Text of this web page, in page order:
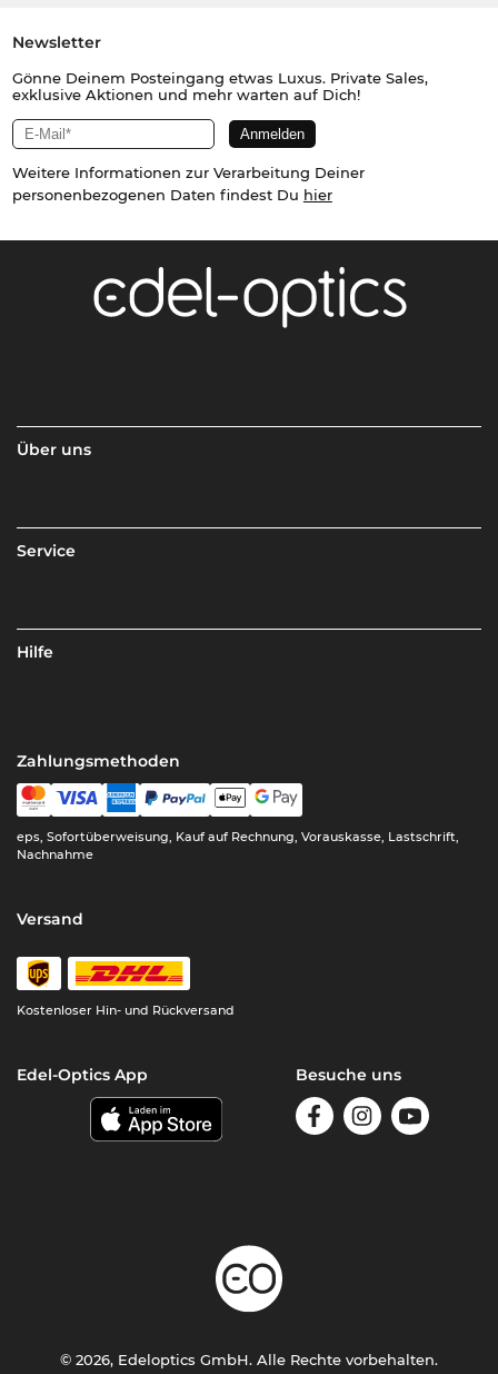
Newsletter
Gönne Deinem Posteingang etwas Luxus. Private Sales,
exklusive Aktionen und mehr warten auf Dich!
Weitere Informationen zur Verarbeitung Deiner
personenbezogenen Daten findest Du hier
Über uns
Service
Hilfe
Zahlungsmethoden
eps, Sofortüberweisung, Kauf auf Rechnung, Vorauskasse, Lastschrift,
Nachnahme
Versand
Kostenloser Hin- und Rückversand
Edel-Optics App Besuche uns
© 2026, Edeloptics GmbH. Alle Rechte vorbehalten.